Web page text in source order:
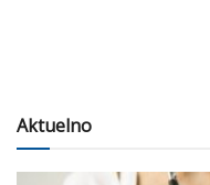
Aktuelno